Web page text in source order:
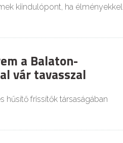
kiindulópont, ha élményekkel
a Balaton-
vár tavasszal
hűsítő frissítők társaságában